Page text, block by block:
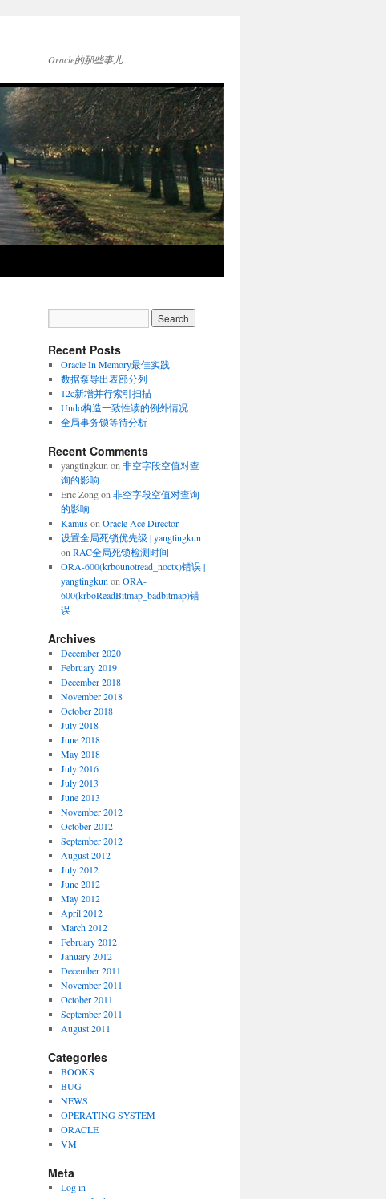
Oracle的那些事儿
Recent Posts
Oracle In Memory最佳实践
数据泵导出表部分列
12c新增并行索引扫描
Undo构造一致性读的例外情况
全局事务锁等待分析
Recent Comments
yangtingkun on 非空字段空值对查
询的影响
Eric Zongon 非空字段空值对查询
的影响
Kamuson Oracle Ace Director
设置全局死锁优先级 | yangtingkun
on RAC全局死锁检测时间
ORA-600(krbounotread_noctx)错误 |
yangtingkun on ORA-
600(krboReadBitmap_badbitmap)错
误
Archives
December 2020
February 2019
December 2018
November 2018
October 2018
July 2018
June 2018
May 2018
July 2016
July 2013
June 2013
November 2012
October 2012
September 2012
August 2012
July 2012
June 2012
May 2012
April 2012
March 2012
February 2012
January 2012
December 2011
November 2011
October 2011
September 2011
August 2011
Categories
BOOKS
BUG
NEWS
OPERATING SYSTEM
ORACLE
VM
Meta
Log in